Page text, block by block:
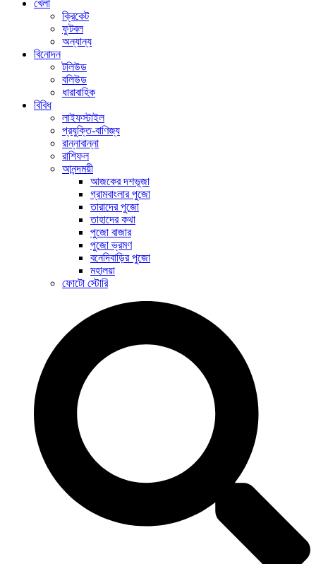
খেলা
ক্রিকেট
ফুটবল
অন্যান্য
বিনোদন
টলিউড
বলিউড
ধারাবাহিক
বিবিধ
লাইফস্টাইল
প্রযুক্তি-বাণিজ্য
রান্নাবান্না
রাশিফল
আনন্দময়ী
আজকের দশভূজা
গ্রামবাংলার পুজো
তারাদের পুজো
তাহাদের কথা
পুজো বাজার
পুজো ভ্রমণ
বনেদিবাড়ির পুজো
মহালয়া
ফোটো স্টোরি